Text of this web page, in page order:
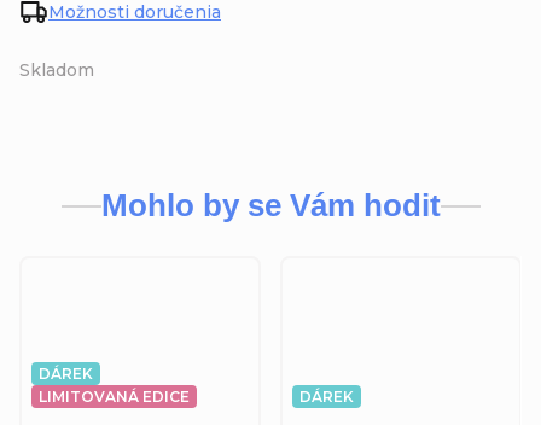
Skladom
Možnosti doručenia
Mohlo by se Vám hodit
DÁREK
LIMITOVANÁ EDICE
DÁREK